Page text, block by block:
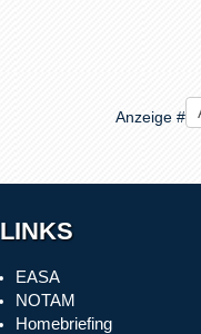
Anzeige #
LINKS
EASA
NOTAM
Homebriefing